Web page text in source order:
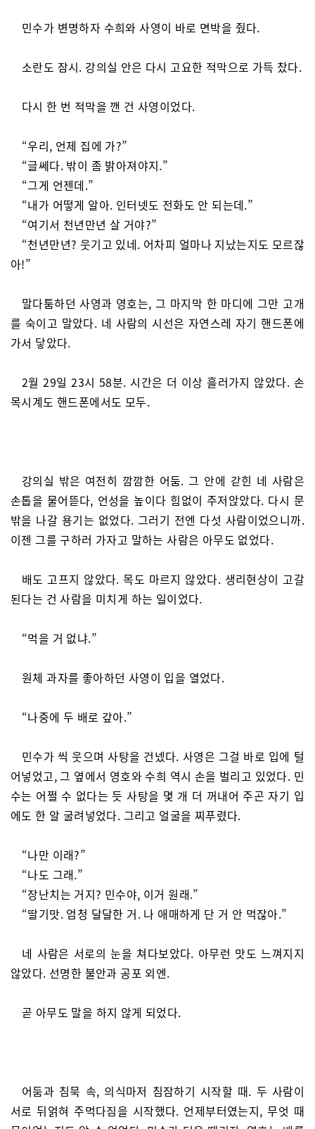
민수가 변명하자 수희와 사영이 바로 면박을 줬다.
소란도 잠시. 강의실 안은 다시 고요한 적막으로 가득 찼다.
다시 한 번 적막을 깬 건 사영이었다.
“우리, 언제 집에 가?”
“글쎄다. 밖이 좀 밝아져야지.”
“그게 언젠데.”
“내가 어떻게 알아. 인터넷도 전화도 안 되는데.”
“여기서 천년만년 살 거야?”
“천년만년? 웃기고 있네. 어차피 얼마나 지났는지도 모르잖
아!”
말다툼하던 사영과 영호는, 그 마지막 한 마디에 그만 고개
를 숙이고 말았다. 네 사람의 시선은 자연스레 자기 핸드폰에
가서 닿았다.
2월 29일 23시 58분. 시간은 더 이상 흘러가지 않았다. 손
목시계도 핸드폰에서도 모두.
강의실 밖은 여전히 깜깜한 어둠. 그 안에 갇힌 네 사람은
손톱을 물어뜯다, 언성을 높이다 힘없이 주저앉았다. 다시 문
밖을 나갈 용기는 없었다. 그러기 전엔 다섯 사람이었으니까.
이젠 그를 구하러 가자고 말하는 사람은 아무도 없었다.
배도 고프지 않았다. 목도 마르지 않았다. 생리현상이 고갈
된다는 건 사람을 미치게 하는 일이었다.
“먹을 거 없냐.”
원체 과자를 좋아하던 사영이 입을 열었다.
“나중에 두 배로 갚아.”
민수가 씩 웃으며 사탕을 건넸다. 사영은 그걸 바로 입에 털
어넣었고, 그 옆에서 영호와 수희 역시 손을 벌리고 있었다. 민
수는 어쩔 수 없다는 듯 사탕을 몇 개 더 꺼내어 주곤 자기 입
에도 한 알 굴려넣었다. 그리고 얼굴을 찌푸렸다.
“나만 이래?”
“나도 그래.”
“장난치는 거지? 민수야, 이거 원래.”
“딸기맛. 엄청 달달한 거. 나 애매하게 단 거 안 먹잖아.”
네 사람은 서로의 눈을 쳐다보았다. 아무런 맛도 느껴지지
않았다. 선명한 불안과 공포 외엔.
곧 아무도 말을 하지 않게 되었다.
어둠과 침묵 속, 의식마저 침잠하기 시작할 때. 두 사람이
서로 뒤얽혀 주먹다짐을 시작했다. 언제부터였는지, 무엇 때